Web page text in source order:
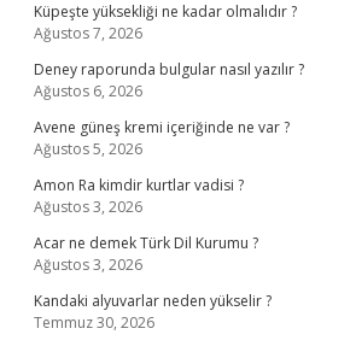
Küpeşte yüksekliği ne kadar olmalıdır ?
Ağustos 7, 2026
Deney raporunda bulgular nasıl yazılır ?
Ağustos 6, 2026
Avene güneş kremi içeriğinde ne var ?
Ağustos 5, 2026
Amon Ra kimdir kurtlar vadisi ?
Ağustos 3, 2026
Acar ne demek Türk Dil Kurumu ?
Ağustos 3, 2026
Kandaki alyuvarlar neden yükselir ?
Temmuz 30, 2026